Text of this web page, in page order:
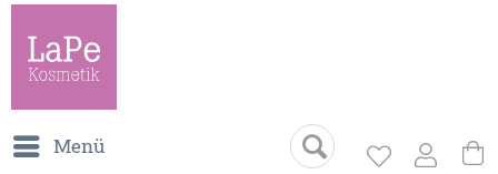
Menü